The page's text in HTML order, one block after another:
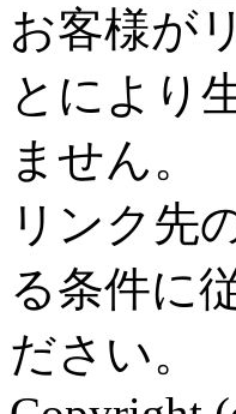
お客様が
とにより
ません。
リンク先
る条件に
ださい。